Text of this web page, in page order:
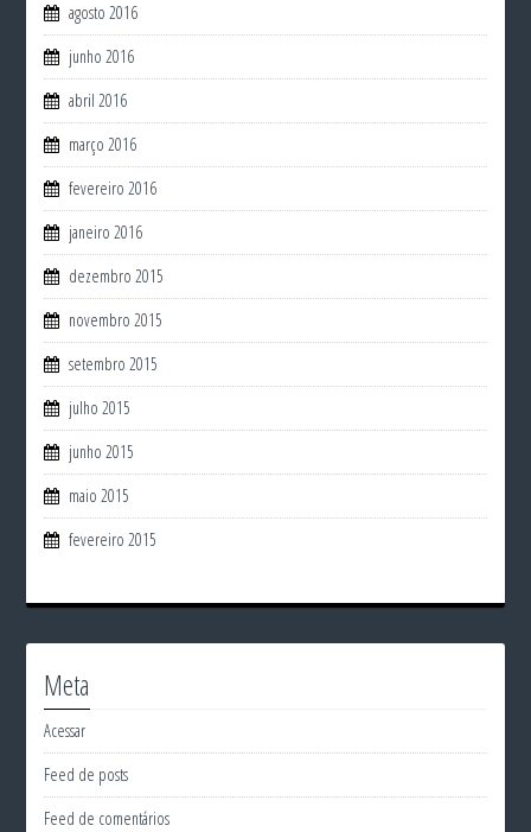
agosto 2016
junho 2016
abril 2016
março 2016
fevereiro 2016
janeiro 2016
dezembro 2015
novembro 2015
setembro 2015
julho 2015
junho 2015
maio 2015
fevereiro 2015
Meta
Acessar
Feed de posts
Feed de comentários